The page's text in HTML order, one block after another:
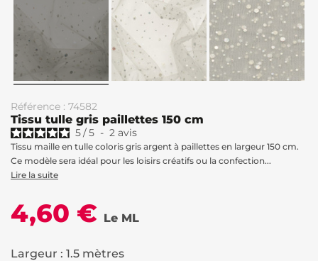
Référence : 74582
Tissu tulle gris paillettes 150 cm
5/5 - 2 avis
Tissu maille en tulle coloris gris argent à paillettes en largeur 150 cm.
Ce modèle sera idéal pour les loisirs créatifs ou la confection...
Lire la suite
4,60 € Le ML
Largeur : 1.5 mètres